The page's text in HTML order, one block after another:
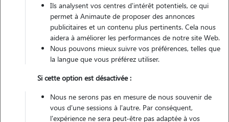
L'envoi d'une demande est sans engagement
Ils analysent vos centres d'intérêt potentiels, ce qui
permet à Animaute de proposer des annonces
publicitaires et un contenu plus pertinents. Cela nous
aidera à améliorer les performances de notre site Web.
Nous pouvons mieux suivre vos préférences, telles que
la langue que vous préférez utiliser.
Si cette option est désactivée :
Nous ne serons pas en mesure de nous souvenir de
vous d'une sessions à l'autre. Par conséquent,
l'expérience ne sera peut-être pas adaptée à vos